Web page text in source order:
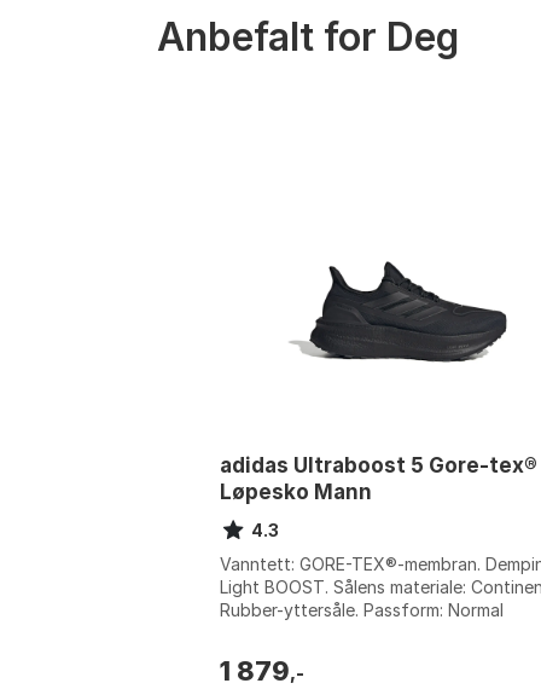
Anbefalt for Deg
adidas Ultraboost 5 Gore-tex®
Løpesko Mann
4.3
Vanntett: GORE-TEX®-membran.
Light BOOST. Sålens materiale:
Rubber-yttersåle. Passform: Normal
1 879,-